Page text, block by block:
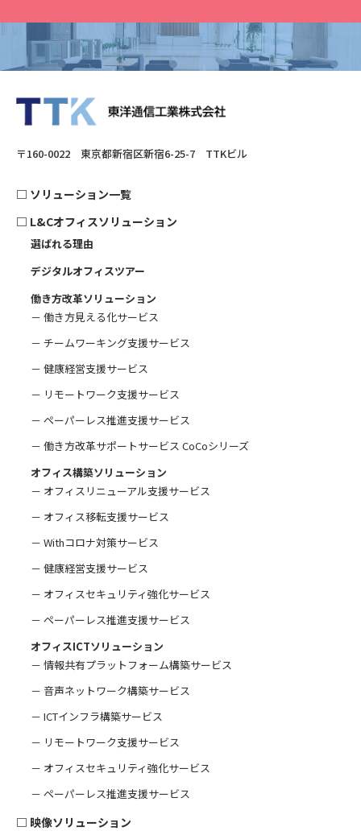
〒160-0022 東京都新宿区新宿6-25-7 TTKビル
□ ソリューション一覧
□ L&Cオフィスソリューション
選ばれる理由
デジタルオフィスツアー
働き方改革ソリューション
－ 働き方見える化サービス
－ チームワーキング支援サービス
－ 健康経営支援サービス
－ リモートワーク支援サービス
－ ペーパーレス推進支援サービス
－ 働き方改革サポートサービス CoCoシリーズ
オフィス構築ソリューション
－ オフィスリニューアル支援サービス
－ オフィス移転支援サービス
－ Withコロナ対策サービス
－ 健康経営支援サービス
－ オフィスセキュリティ強化サービス
－ ペーパーレス推進支援サービス
オフィスICTソリューション
－ 情報共有プラットフォーム構築サービス
－ 音声ネットワーク構築サービス
－ ICTインフラ構築サービス
－ リモートワーク支援サービス
－ オフィスセキュリティ強化サービス
－ ペーパーレス推進支援サービス
□ 映像ソリューション